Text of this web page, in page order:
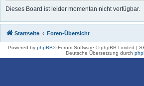
Dieses Board ist leider momentan nicht verfügbar.
Startseite Foren-Übersicht
Powered by phpBB® Forum Software © phpBB Limited |
Deutsche Übersetzung durch